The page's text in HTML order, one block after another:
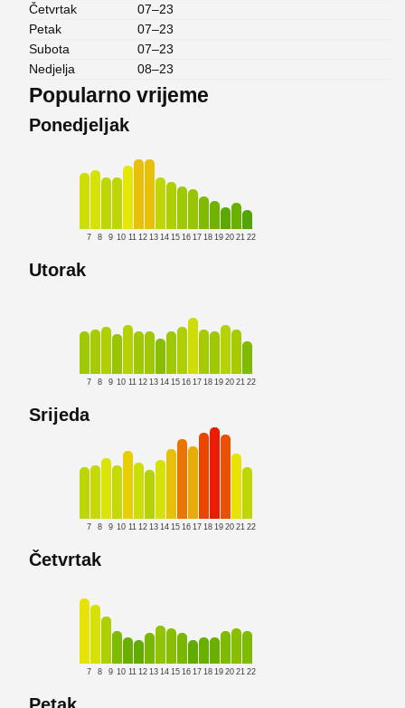
Četvrtak
07–23
Petak
07–23
Subota
07–23
Nedjelja
08–23
Popularno vrijeme
Ponedjeljak
7 8 9 10 11 12 13 14 15 16 17 18 19 20 21 22
Utorak
7 8 9 10 11 12 13 14 15 16 17 18 19 20 21 22
Srijeda
7 8 9 10 11 12 13 14 15 16 17 18 19 20 21 22
Četvrtak
7 8 9 10 11 12 13 14 15 16 17 18 19 20 21 22